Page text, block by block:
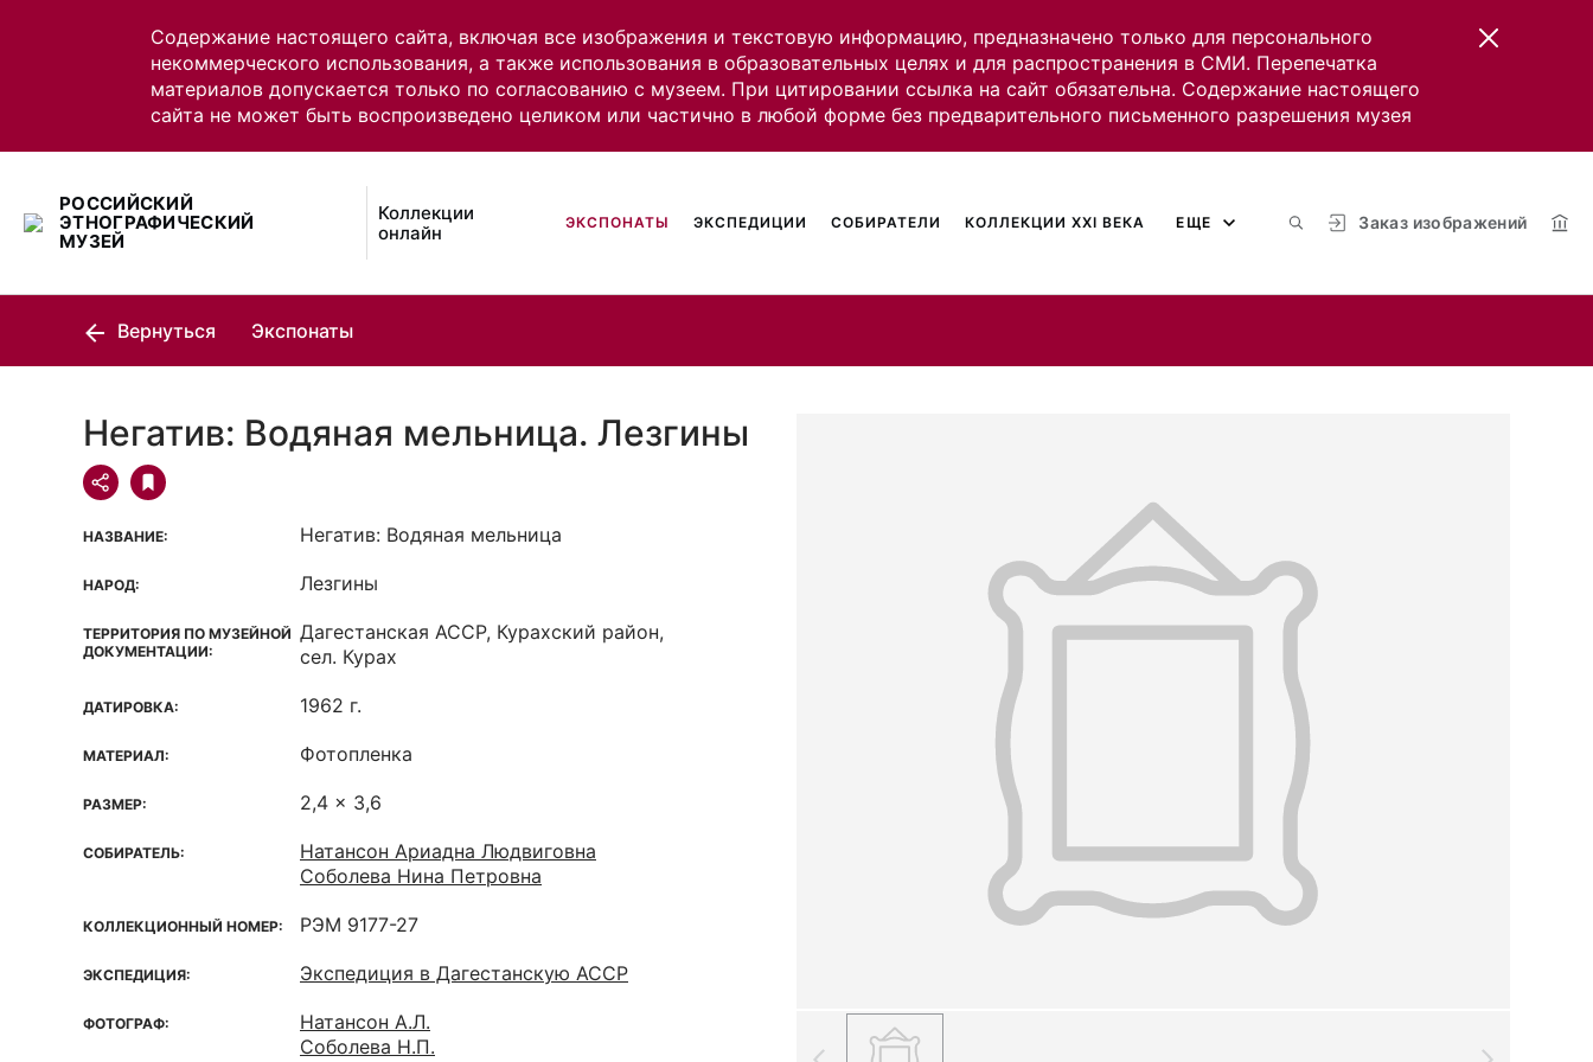
Содержание настоящего сайта, включая все изображения и текстовую информацию, предназначено только для персонального
некоммерческого использования, а также использования в образовательных целях и для распространения в СМИ. Перепечатка
материалов допускается только по согласованию с музеем. При цитировании ссылка на сайт обязательна. Содержание настоящего
сайта не может быть воспроизведено целиком или частично в любой форме без предварительного письменного разрешения музея
РОССИЙСКИЙ
ЭТНОГРАФИЧЕСКИЙ
МУЗЕЙ
Коллекции
онлайн
Заказ изображений
ЭКСПОНАТЫ ЭКСПЕДИЦИИ СОБИРАТЕЛИ КОЛЛЕКЦИИ XXI ВЕКА ЕЩЕ
Вернуться Экспонаты
Негатив: Водяная мельница. Лезгины
НАЗВАНИЕ: Негатив: Водяная мельница
НАРОД: Лезгины
ТЕРРИТОРИЯ ПО МУЗЕЙНОЙ
ДОКУМЕНТАЦИИ:
Дагестанская ACCP, Курахский район,
сел. Курах
ДАТИРОВКА: 1962 г.
МАТЕРИАЛ: Фотопленка
РАЗМЕР: 2,4 x 3,6
СОБИРАТЕЛЬ:
Натансон Ариадна Людвиговна
Соболева Нина Петровна
КОЛЛЕКЦИОННЫЙ НОМЕР: РЭМ 9177-27
ЭКСПЕДИЦИЯ: Экспедиция в Дагестанскую АССР
ФОТОГРАФ:
Натансон А.Л.
Соболева Н.П.